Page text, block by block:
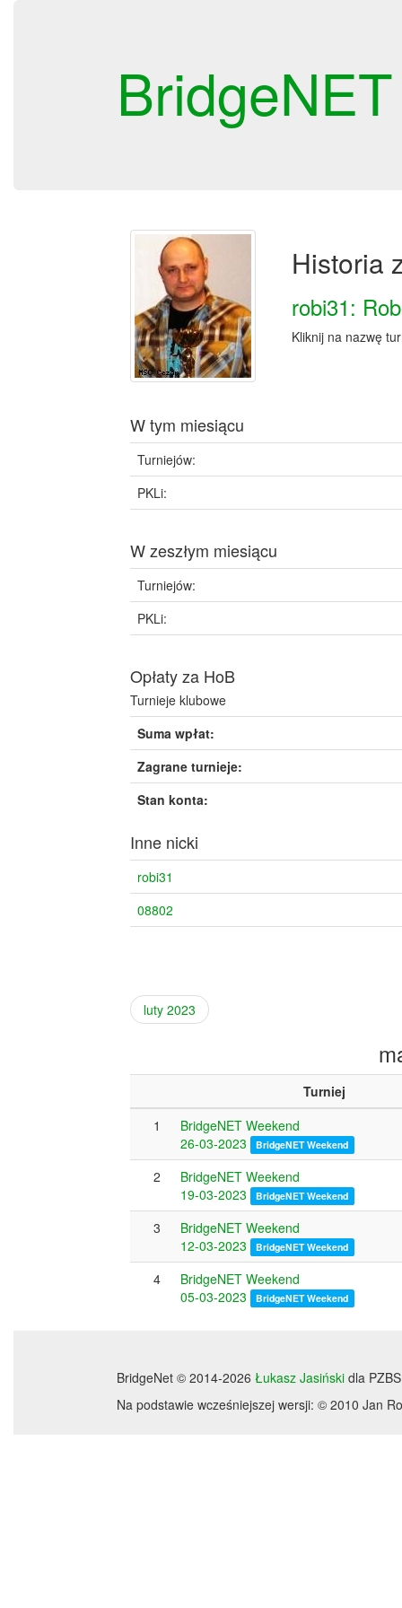
BridgeNET
Historia
robi31:
Kliknij na nazwę
W tym miesiącu
Turniejów:
PKLi:
W zeszłym miesiącu
Turniejów:
PKLi:
Opłaty za HoB
Turnieje klubowe
Suma wpłat:
Zagrane turnieje:
Stan konta:
Inne nicki
robi31
08802
luty 2023
Turniej
1
BridgeNET Weekend
26-03-2023
BridgeNET Weekend
2
BridgeNET Weekend
19-03-2023
BridgeNET Weekend
3
BridgeNET Weekend
12-03-2023
BridgeNET Weekend
4
BridgeNET Weekend
05-03-2023
BridgeNET Weekend
BridgeNet © 2014-2026 Łukasz Jasiński dla PZBS
Na podstawie wcześniejszej wersji: © 2010 Jan